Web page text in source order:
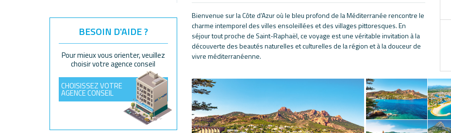
Bienvenue sur la Côte d’Azur où le bleu profond de la Méditerranée rencontre le
charme intemporel des villes ensoleillées et des villages pittoresques. En
séjour tout proche de Saint-Raphaël, ce voyage est une véritable invitation à la
découverte des beautés naturelles et culturelles de la région et à la douceur de
vivre méditerranéenne.
BESOIN D'AIDE ?
Pour mieux vous orienter, veuillez
choisir votre agence conseil
CHOISISSEZ VOTRE
AGENCE CONSEIL